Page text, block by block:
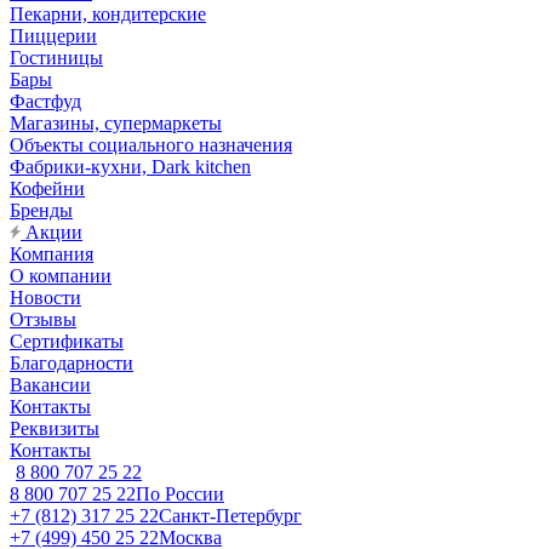
Пекарни, кондитерские
Пиццерии
Гостиницы
Бары
Фастфуд
Магазины, супермаркеты
Объекты социального назначения
Фабрики-кухни, Dark kitchen
Кофейни
Бренды
Акции
Компания
О компании
Новости
Отзывы
Сертификаты
Благодарности
Вакансии
Контакты
Реквизиты
Контакты
8 800 707 25 22
8 800 707 25 22По России
+7 (812) 317 25 22Санкт-Петербург
+7 (499) 450 25 22Москва